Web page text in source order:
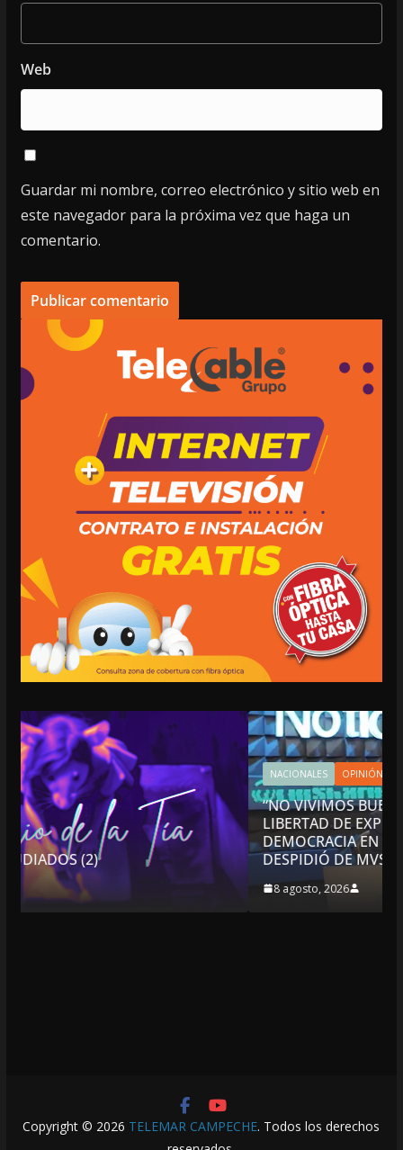
Web
Guardar mi nombre, correo electrónico y sitio web en
este navegador para la próxima vez que haga un
comentario.
NACIONALES OPINIÓN
“NO VIVIMOS BUENOS TIEMPOS PARA LA
LIBERTAD DE EXPRESIÓN NI PARA LA
DEMOCRACIA EN MÉXICO”: LUIS CÁRDENAS; SE
DESPIDIÓ DE MVS
Copyright © 2026 TELEMAR CAMPECHE. Todos los derechos